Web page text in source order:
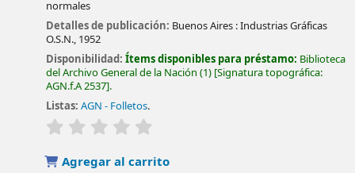
normales
Detalles de publicación: Buenos Aires :Industrias Gráficas
O.S.N., 1952
Disponibilidad:Ítems disponibles para préstamo: Biblioteca
del Archivo General de la Nación (1) Signatura topográfica:
AGN.f.A 2537 .
Listas: AGN - Folletos.
valoración
Agregar al carrito